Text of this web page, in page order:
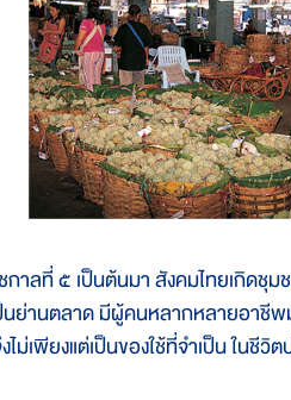
ที่ ๕ เป็นต้นมา สังคมไทยเกิดชุม
นย่านตลาด มีผู้คนหลากหลายอาชี
เพียงแต่เป็นของใช้ที่จำเป็น ในชีวิ